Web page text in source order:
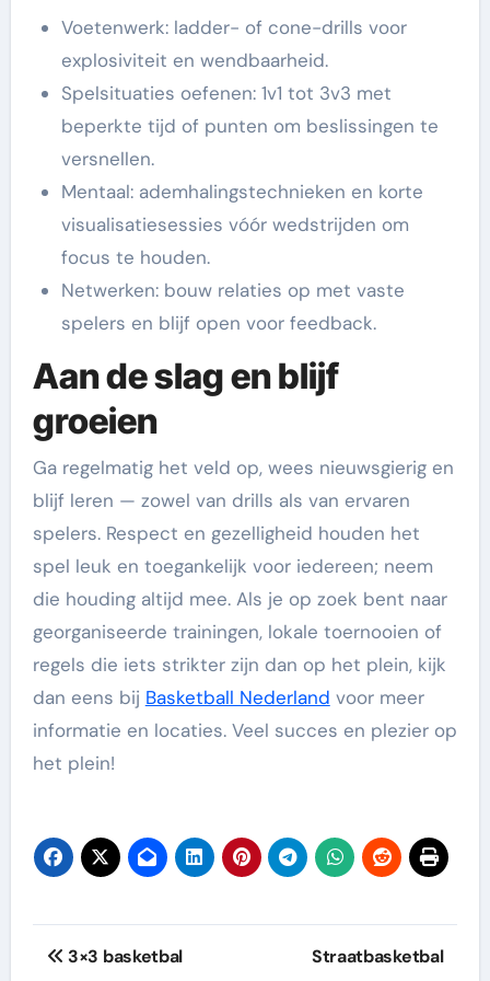
Voetenwerk: ladder- of cone-drills voor
explosiviteit en wendbaarheid.
Spelsituaties oefenen: 1v1 tot 3v3 met
beperkte tijd of punten om beslissingen te
versnellen.
Mentaal: ademhalingstechnieken en korte
visualisatiesessies vóór wedstrijden om
focus te houden.
Netwerken: bouw relaties op met vaste
spelers en blijf open voor feedback.
Aan de slag en blijf
groeien
Ga regelmatig het veld op, wees nieuwsgierig en
blijf leren — zowel van drills als van ervaren
spelers. Respect en gezelligheid houden het
spel leuk en toegankelijk voor iedereen; neem
die houding altijd mee. Als je op zoek bent naar
georganiseerde trainingen, lokale toernooien of
regels die iets strikter zijn dan op het plein, kijk
dan eens bij Basketball Nederland voor meer
informatie en locaties. Veel succes en plezier op
het plein!
Post
3×3 basketbal
Straatbasketbal